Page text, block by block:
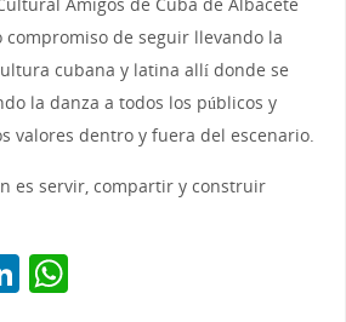
Amigos de Cuba de Albacete
de seguir llevando la
cubana y latina allí donde se
la danza a todos los públicos y
valores dentro y fuera del escenario.
es servir, compartir y construir
Li W